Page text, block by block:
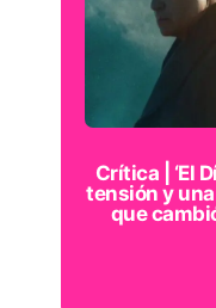
Crítica | ‘El
tensión y
que